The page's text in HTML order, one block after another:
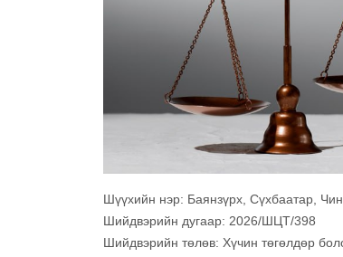
Шүүхийн нэр: Баянзүрх, Сүхбаатар,
Шийдвэрийн дугаар: 2026/ШЦТ/398
Шийдвэрийн төлөв: Хүчин төгөлдөр